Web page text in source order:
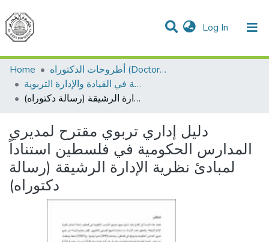
Log In (current)
Communities & Collections
All of DSpace
Home
أطروحات الدكتوراه (Doctoral Dissertations)
الفلسفة في القيادة والإدارة التربوية
دليل إداري تربوي مقترح لمديري المدارس الحكومية في فلسطين استناداً لمبادئ نظرية الإدارة الرشيقة (رسالة دكتوراه)
دليل إداري تربوي مقترح لمديري
المدارس الحكومية في فلسطين استناداً
لمبادئ نظرية الإدارة الرشيقة (رسالة
دكتوراه)